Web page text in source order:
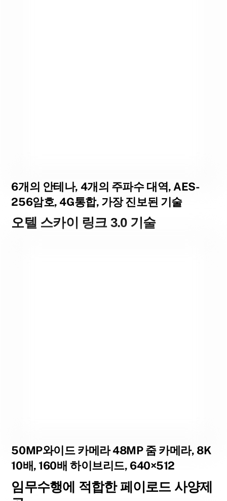
6개의 안테나, 4개의 주파수 대역, AES-
256암호, 4G통합, 가장 진보된 기술
오텔 스카이 링크 3.0 기술
50MP와이드 카메라 48MP 줌 카메라, 8K
10배, 160배 하이브리드, 640×512
임무수행에 적합한 페이로드 사양제